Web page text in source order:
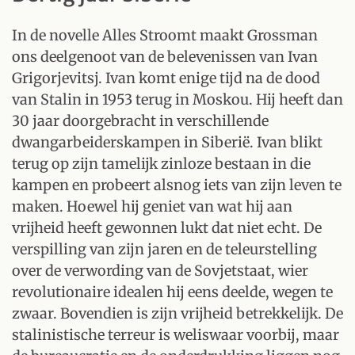
In de novelle Alles Stroomt maakt Grossman
ons deelgenoot van de belevenissen van Ivan
Grigorjevitsj. Ivan komt enige tijd na de dood
van Stalin in 1953 terug in Moskou. Hij heeft dan
30 jaar doorgebracht in verschillende
dwangarbeiderskampen in Siberië. Ivan blikt
terug op zijn tamelijk zinloze bestaan in die
kampen en probeert alsnog iets van zijn leven te
maken. Hoewel hij geniet van wat hij aan
vrijheid heeft gewonnen lukt dat niet echt. De
verspilling van zijn jaren en de teleurstelling
over de verwording van de Sovjetstaat, wier
revolutionaire idealen hij eens deelde, wegen te
zwaar. Bovendien is zijn vrijheid betrekkelijk. De
stalinistische terreur is weliswaar voorbij, maar